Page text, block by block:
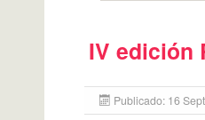
IV edición
Publicado: 16